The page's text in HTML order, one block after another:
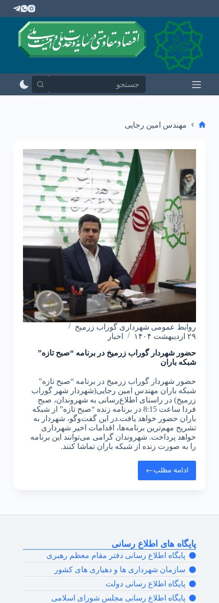
ر
ت
مهندس امین رجایی
روابط عمومی شهرداری گوراب زرمیخ
۲۹ اردیبهشت ۱۴۰۴
اخبار
حضور شهردار گوراب زرمیخ در برنامه “صبح تازه”
شبکه باران
حضور شهردار گوراب زرمیخ در برنامه “صبح تازه”
شبکه باران مهندس امین رجایی(شهردار شهر گوراب
زرمیخ) در راستای اطلاع‌رسانی به شهروندان، صبح
فردا ساعت 8:15 در برنامه زنده “صبح تازه” از شبکه
باران حضور خواهد یافت.در این گفت‌وگو، شهردار به
تشریح مهم‌ترین برنامه‌ها، اقدامات اخیر شهرداری
خواهد پرداخت. شهروندان گرامی می‌توانند این برنامه
را به صورت زنده از شبکه باران تماشا کنند.
ادامه مطلب
پایگاه های اطلاع رسانی
پایگاه اطلاع رسانی دفتر مقام معظم رهبری
سازمان شهرداری ها و دهیاری های کشور
پایگاه اطلاع رسانی دولت
پایگاه اطلاع رسانی مجلس شورای اسلامی